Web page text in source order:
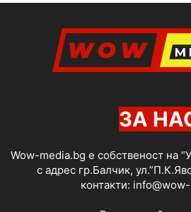
ЗА
Wow-media.bg е собственост на
с адрес гр.Балчик,
контакти: